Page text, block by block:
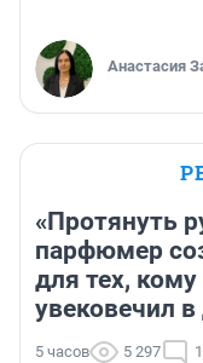
Анастасия
«Протянуть
парфюмер
для тех,
увековечил
5 часов 5 297